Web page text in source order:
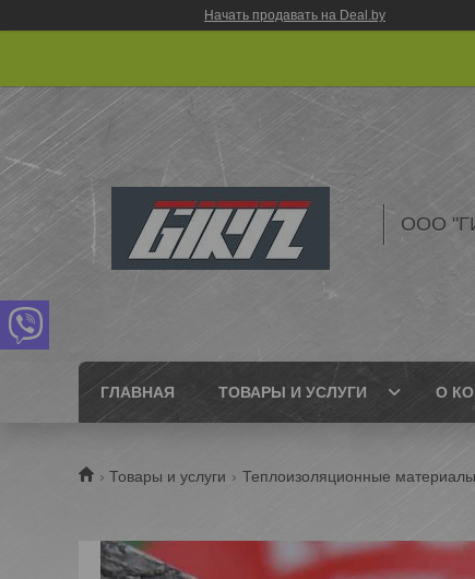
Начать продавать на Deal.by
ООО
ГЛАВНАЯ ТОВАРЫ И УСЛУГИ О
Товары и услуги Теплоизоляционные материалы